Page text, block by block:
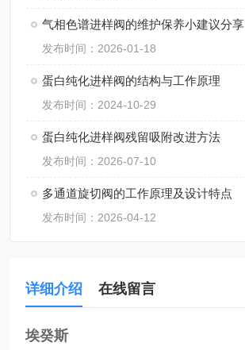
气相色谱进样阀的维护保养小建议分享
发布时间：2026-01-18
蛋白纯化进样阀的结构与工作原理
发布时间：2024-10-29
蛋白纯化进样阀残留吸附改进方法
发布时间：2026-07-10
多通道旋切阀的工作原理及设计特点
发布时间：2026-04-12
详细介绍 在线留言
埃癸斯